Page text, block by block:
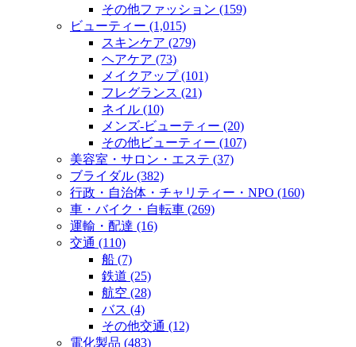
その他ファッション (159)
ビューティー (1,015)
スキンケア (279)
ヘアケア (73)
メイクアップ (101)
フレグランス (21)
ネイル (10)
メンズ‐ビューティー (20)
その他ビューティー (107)
美容室・サロン・エステ (37)
ブライダル (382)
行政・自治体・チャリティー・NPO (160)
車・バイク・自転車 (269)
運輸・配達 (16)
交通 (110)
船 (7)
鉄道 (25)
航空 (28)
バス (4)
その他交通 (12)
電化製品 (483)